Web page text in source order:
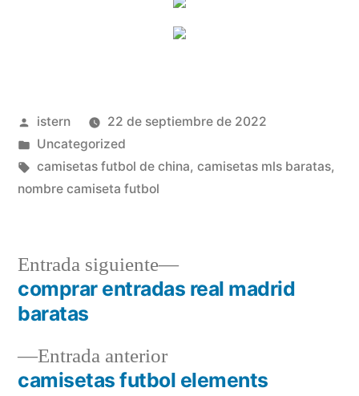
Publicado
por
istern
22 de septiembre de 2022
Publicado
en
Uncategorized
Etiquetas:
camisetas futbol de china, camisetas mls baratas,
nombre camiseta futbol
Navegación
entradas
Entrada anteriorEntrada
anterior:
camisetas futbol elements
Entrada siguiente
Entrada
siguiente:
comprar entradas real madrid
baratas